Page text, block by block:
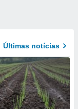
Últimas notícias